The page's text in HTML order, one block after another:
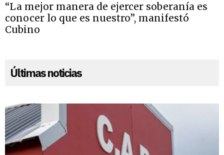
“La mejor manera de ejercer soberanía es
conocer lo que es nuestro”, manifestó
Cubino
Últimas noticias